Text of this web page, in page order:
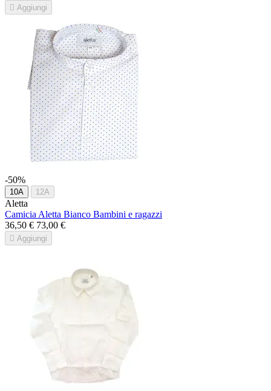
 Aggiungi
-50%
10A 12A
Aletta
Camicia Aletta Bianco Bambini e ragazzi
36,50 € 73,00 €
 Aggiungi